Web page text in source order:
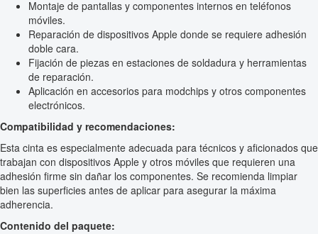
Montaje de pantallas y componentes internos en teléfonos
móviles.
Reparación de dispositivos Apple donde se requiere adhesión
doble cara.
Fijación de piezas en estaciones de soldadura y herramientas
de reparación.
Aplicación en accesorios para modchips y otros componentes
electrónicos.
Compatibilidad y recomendaciones:
Esta cinta es especialmente adecuada para técnicos y aficionados que
trabajan con dispositivos Apple y otros móviles que requieren una
adhesión firme sin dañar los componentes. Se recomienda limpiar
bien las superficies antes de aplicar para asegurar la máxima
adherencia.
Contenido del paquete: